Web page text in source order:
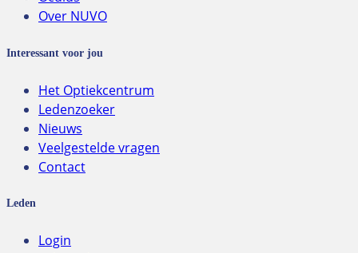
Over NUVO
Interessant voor jou
Het Optiekcentrum
Ledenzoeker
Nieuws
Veelgestelde vragen
Contact
Leden
Login